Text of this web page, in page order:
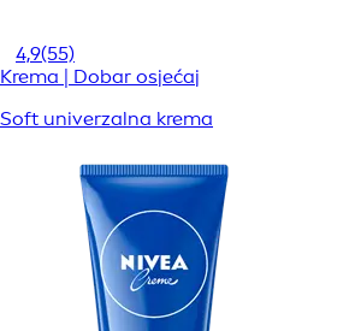
4,9(55)
Krema | Dobar osjećaj
Soft univerzalna krema